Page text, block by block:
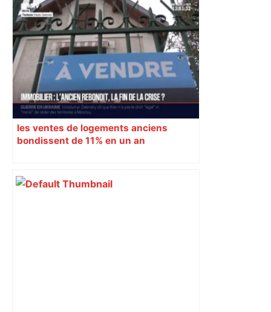
les ventes de logements anciens
bondissent de 11% en un an